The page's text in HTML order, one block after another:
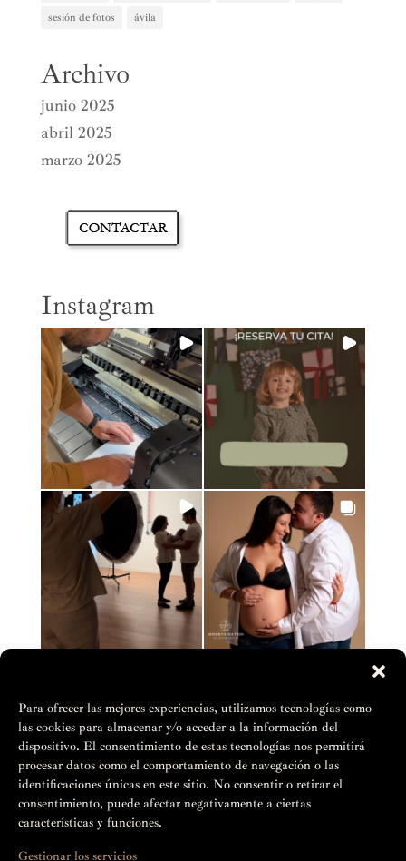
Para ofrecer las mejores experiencias, utilizamos tecnologías como
las cookies para almacenar y/o acceder a la información del
dispositivo. El consentimiento de estas tecnologías nos permitirá
procesar datos como el comportamiento de navegación o las
identificaciones únicas en este sitio. No consentir o retirar el
consentimiento, puede afectar negativamente a ciertas
características y funciones.
Gestionar los servicios
sesión de fotos
ávila
Archivo
junio 2025
abril 2025
marzo 2025
Instagram